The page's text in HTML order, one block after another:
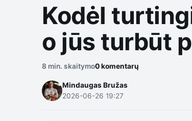
Kodėl
o jūs turbūt
8 min. skaitymo0 komentarų
Mindaugas Bružas
2026-06-26 19:27